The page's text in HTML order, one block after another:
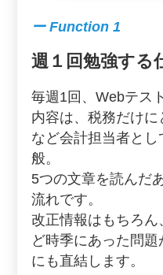
ー Function 1
週１回勉強する
毎週1回、Webテス
内容は、税務だけ
など会計担当者と
般。
5つの文章を読んだ
流れです。
改正情報はもちろ
ど時季にあった問
にも直結します。